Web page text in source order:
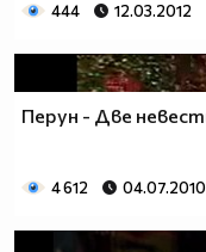
444 12.03.2012
Перун - Две
4 612 04.07.2010